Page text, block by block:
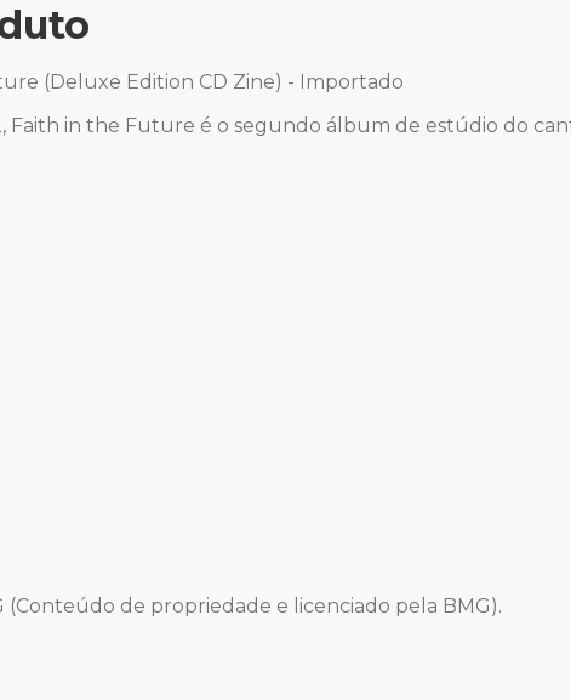
(Deluxe Edition CD Zine) - Importado
Faith in the Future é o segundo álbum de estúdio do
de propriedade e licenciado pela BMG).